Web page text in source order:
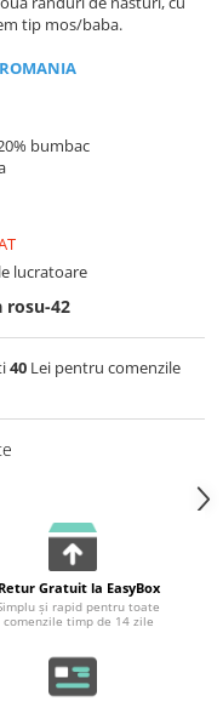
tip mos/baba.
bumbac
lucratoare
rosu-42
40Lei pentru comenzile
Retur Gratuit la EasyBox
și rapid pentru toate
comenzile timp de 14 zile